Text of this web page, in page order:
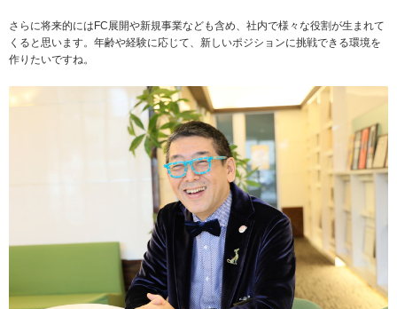
さらに将来的にはFC展開や新規事業なども含め、社内で様々な役割が生まれて
くると思います。年齢や経験に応じて、新しいポジションに挑戦できる環境を
作りたいですね。